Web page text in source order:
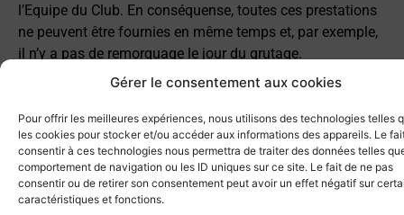
Gérer le consentement aux cookies
Pour offrir les meilleures expériences, nous utilisons des technologies telles
les cookies pour stocker et/ou accéder aux informations des appareils. Le
consentir à ces technologies nous permettra de traiter des données telles
comportement de navigation ou les ID uniques sur ce site. Le fait de ne pas
consentir ou de retirer son consentement peut avoir un effet négatif sur
caractéristiques et fonctions.
l’Equipe du Club. En conséquense, toutes ces prestations
ne peuvent être fournies en même temps et, par exemple,
il n’y a pas de remorquage le jour du grutage.
Accostage et mouillages
Planning grutage
Autres prestations portuaires